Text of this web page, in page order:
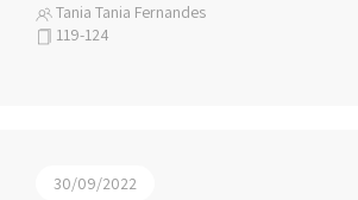
Tania Tania Fernandes
119-124
30/09/2022